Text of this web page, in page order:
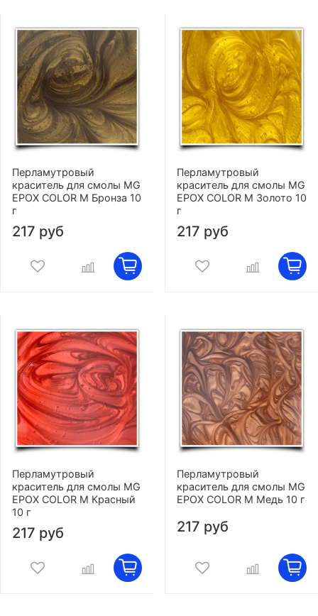
Перламутровый
краситель для смолы MG
EPOX COLOR M Бронза 10
г
217 руб
Перламутровый
краситель для смолы MG
EPOX COLOR M Золото 10
г
217 руб
Перламутровый
краситель для смолы MG
EPOX COLOR M Красный
10 г
217 руб
Перламутровый
краситель для смолы MG
EPOX COLOR M Медь 10 г
217 руб